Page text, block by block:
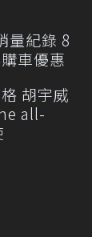
量紀錄 8
車優惠
胡宇威
all-